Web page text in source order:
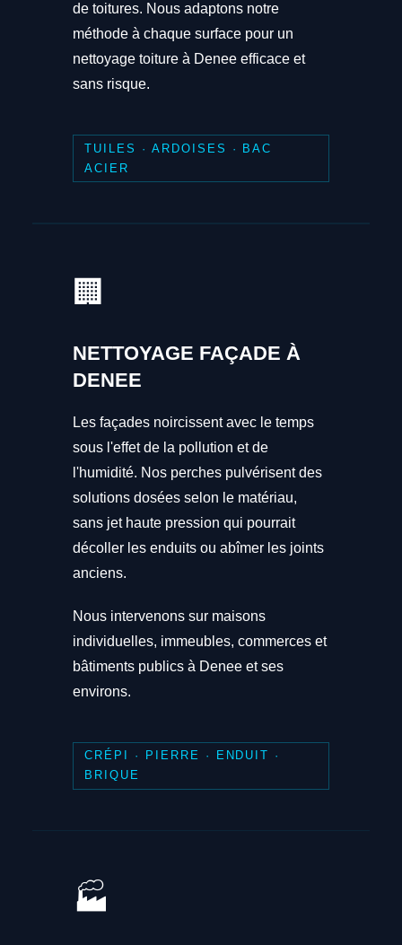
de toitures. Nous adaptons notre
méthode à chaque surface pour un
nettoyage toiture à Denee efficace et
sans risque.
TUILES · ARDOISES · BAC
ACIER
🏢
NETTOYAGE FAÇADE À
DENEE
Les façades noircissent avec le temps
sous l'effet de la pollution et de
l'humidité. Nos perches pulvérisent des
solutions dosées selon le matériau,
sans jet haute pression qui pourrait
décoller les enduits ou abîmer les joints
anciens.
Nous intervenons sur maisons
individuelles, immeubles, commerces et
bâtiments publics à Denee et ses
environs.
CRÉPI · PIERRE · ENDUIT ·
BRIQUE
🏭